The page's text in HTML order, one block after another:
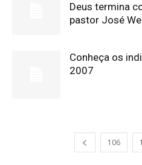
Deus termina
pastor José
Conheça os
2007
106